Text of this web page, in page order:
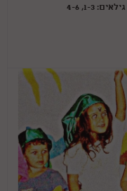
גילאים: 1-3, 4-6